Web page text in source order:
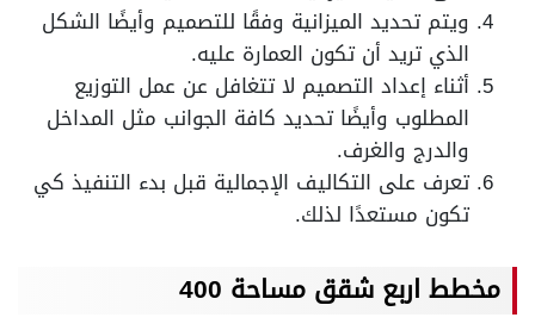
ويتم تحديد الميزانية وفقًا للتصميم وأيضًا الشكل
الذي تريد أن تكون العمارة عليه.
أثناء إعداد التصميم لا تتغافل عن عمل التوزيع
المطلوب وأيضًا تحديد كافة الجوانب مثل المداخل
والدرج والغرف.
تعرف على التكاليف الإجمالية قبل بدء التنفيذ كي
تكون مستعدًا لذلك.
مخطط اربع شقق مساحة 400